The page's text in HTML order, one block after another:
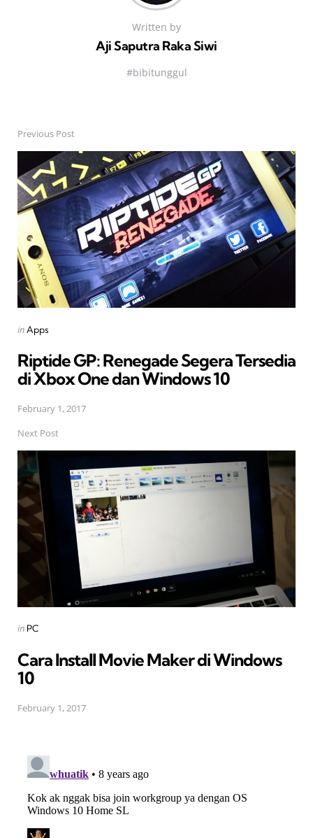
Written by
Aji Saputra Raka Siwi
#bibitunggul
Post
navigation
Previous Post
Posted
inApps
Riptide GP: Renegade Segera Tersedia
di Xbox One dan Windows 10
February 1, 2017
Next Post
Posted
in PC
Cara Install Movie Maker di Windows
10
February 1, 2017